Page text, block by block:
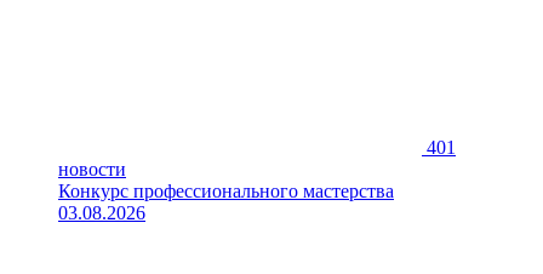
401
новости
Конкурс профессионального мастерства
03.08.2026